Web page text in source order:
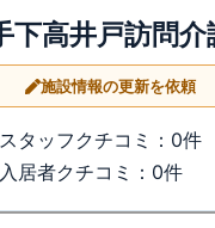
下高井戸訪問介
施設情報の更新を依頼
スタッフクチコミ：0件
入居者クチコミ：0件